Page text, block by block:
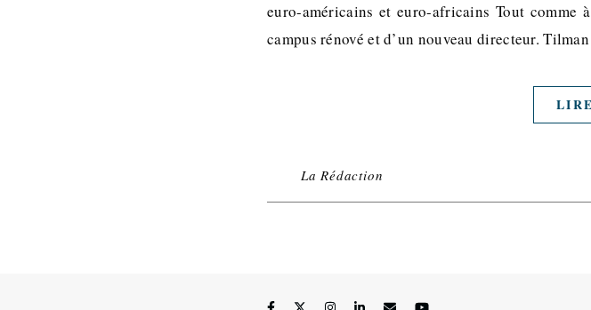
euro-américains et euro-africains Tout comme
campus rénové et d’un nouveau directeur.
La Rédaction